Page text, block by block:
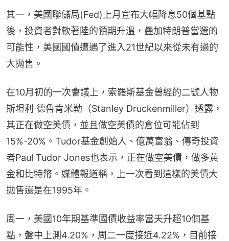
其一，美國聯儲局(Fed)上月宣布大幅降息50個基點
後，投資者對軟著陸的預期升溫，疊加特朗普當選的
可能性，美國國債遭遇了進入21世紀以來從未有過的
大拋售。
在10月初的一次會議上，索羅斯基金曾經的二號人物
斯坦利·德魯肯米勒（Stanley Druckenmiller）透露，
其正在做空美債，並且做空美債的倉位可能佔到
15%-20%。Tudor基金創始人、億萬富翁、傳奇投資
者Paul Tudor Jones也表示，正在做空美債，做多黃
金和比特幣。媒體報道稱，上一次看到這樣的美債大
拋售還是在1995年。
周一，美國10年期基準國債收益率當天升超10個基
點，盤中上測4.20%，周二一度接近4.22%，目前接